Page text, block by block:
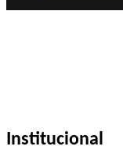
Institucional